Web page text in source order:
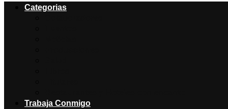
Categorias
Trabaja Conmigo